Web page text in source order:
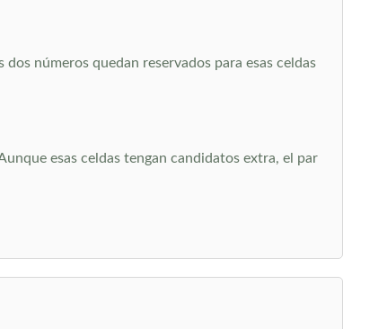
números quedan reservados para esas celdas
esas celdas tengan candidatos extra, el par